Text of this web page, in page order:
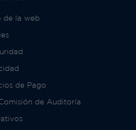
de la web
de Pago
de Auditoría